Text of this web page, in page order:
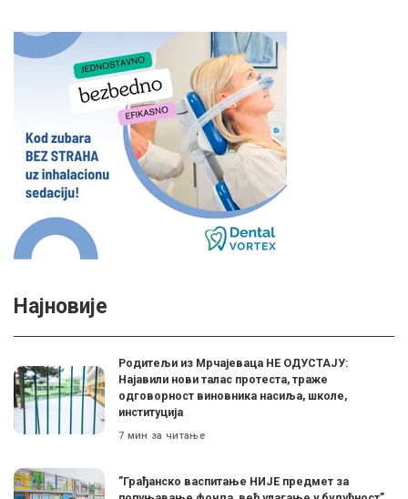
Најновије
Родитељи из Мрчајеваца НЕ ОДУСТАЈУ:
Најавили нови талас протеста, траже
одговорност виновника насиља, школе,
институција
7 мин за читање
”Грађанско васпитање НИЈЕ предмет за